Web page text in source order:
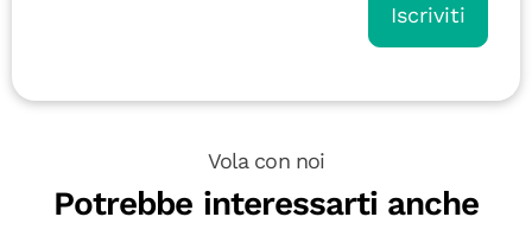
Iscriviti
Vola con noi
Potrebbe interessarti anche